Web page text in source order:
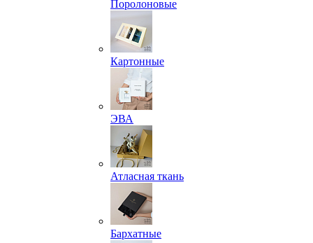
Поролоновые
Картонные
ЭВА
Атласная ткань
Бархатные